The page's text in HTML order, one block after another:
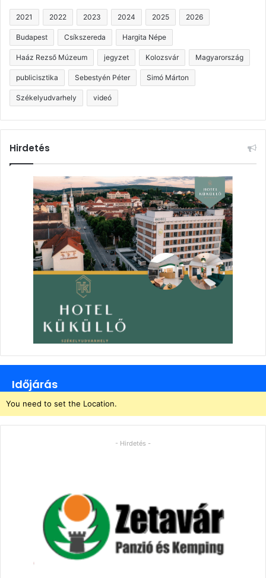
2021 2022 2023 2024 2025 2026
Budapest Csíkszereda Hargita Népe
Haáz Rezső Múzeum jegyzet Kolozsvár Magyarország
publicisztika Sebestyén Péter Simó Márton
Székelyudvarhely videó
Hirdetés
Időjárás
You need to set the Location.
- Hirdetés -